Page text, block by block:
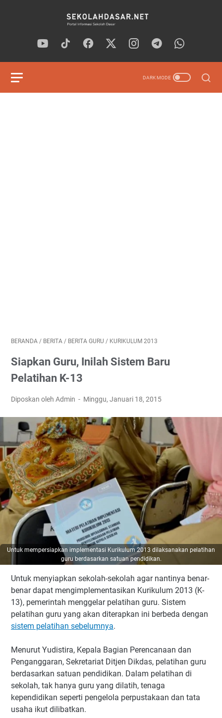
BERANDA / BERITA / BERITA GURU / KURIKULUM 2013
Siapkan Guru, Inilah Sistem Baru
Pelatihan K-13
Diposkan oleh Admin Minggu, Januari 18, 2015
Untuk mempersiapkan implementasi Kurikulum 2013 dilaksanakan pelatihan
guru berdasarkan satuan pendidikan.
Untuk menyiapkan sekolah-sekolah agar nantinya benar-
benar dapat mengimplementasikan Kurikulum 2013 (K-
13), pemerintah menggelar pelatihan guru. Sistem
pelatihan guru yang akan diterapkan ini berbeda dengan
sistem pelatihan sebelumnya.
Menurut Yudistira, Kepala Bagian Perencanaan dan
Penganggaran, Sekretariat Ditjen Dikdas, pelatihan guru
berdasarkan satuan pendidikan. Dalam pelatihan di
sekolah, tak hanya guru yang dilatih, tenaga
kependidikan seperti pengelola perpustakaan dan tata
usaha ikut dilibatkan.